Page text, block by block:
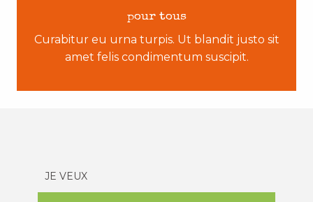
pour tous
Curabitur eu urna turpis. Ut blandit justo sit
amet felis condimentum suscipit.
JE VEUX